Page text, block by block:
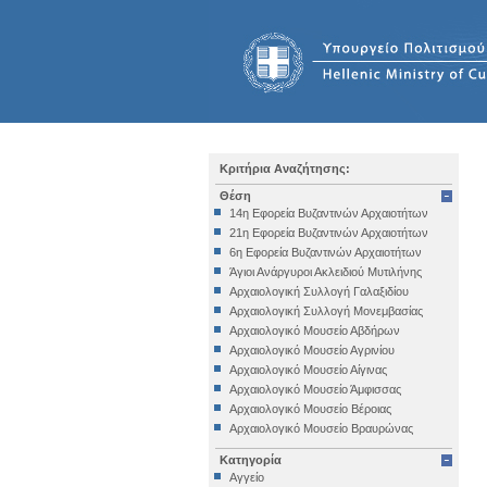
Κριτήρια Αναζήτησης:
Θέση
14η Εφορεία Βυζαντινών Αρχαιοτήτων
21η Εφορεία Βυζαντινών Αρχαιοτήτων
6η Εφορεία Βυζαντινών Αρχαιοτήτων
Άγιοι Ανάργυροι Ακλειδιού Μυτιλήνης
Αρχαιολογική Συλλογή Γαλαξιδίου
Αρχαιολογική Συλλογή Μονεμβασίας
Αρχαιολογικό Μουσείο Αβδήρων
Αρχαιολογικό Μουσείο Αγρινίου
Αρχαιολογικό Μουσείο Αίγινας
Αρχαιολογικό Μουσείο Άμφισσας
Αρχαιολογικό Μουσείο Βέροιας
Αρχαιολογικό Μουσείο Βραυρώνας
Αρχαιολογικό Μουσείο Δελφών
Αρχαιολογικό Μουσείο Ηγουμενίτσας
Κατηγορία
Αγγείο